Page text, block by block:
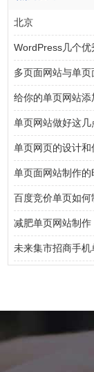
北京
WordPress几个
多页面网站与单
给你的单页网站
单页网站做好这
单页网页的设计
单页面网站制作
百度竞价单页如
减肥单页网站制作
未来集市招商手机